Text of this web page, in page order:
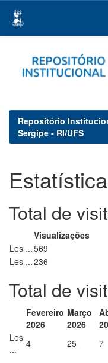
navigation
Repositório
Sergipe - RI/UFS
Total de
Visualizações
Les ...569
Les ...236
Total de
Fevereiro
2026
Março
2026
Les
...
4 25 7